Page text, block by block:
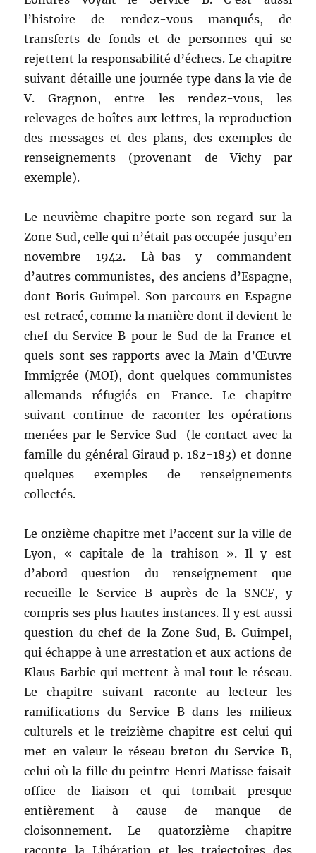
l’histoire de rendez-vous manqués, de
transferts de fonds et de personnes qui se
rejettent la responsabilité d’échecs. Le chapitre
suivant détaille une journée type dans la vie de
V. Gragnon, entre les rendez-vous, les
relevages de boîtes aux lettres, la reproduction
des messages et des plans, des exemples de
renseignements (provenant de Vichy par
exemple).
Le neuvième chapitre porte son regard sur la
Zone Sud, celle qui n’était pas occupée jusqu’en
novembre 1942. Là-bas y commandent
d’autres communistes, des anciens d’Espagne,
dont Boris Guimpel. Son parcours en Espagne
est retracé, comme la manière dont il devient le
chef du Service B pour le Sud de la France et
quels sont ses rapports avec la Main d’Œuvre
Immigrée (MOI), dont quelques communistes
allemands réfugiés en France. Le chapitre
suivant continue de raconter les opérations
menées par le Service Sud (le contact avec la
famille du général Giraud p. 182-183) et donne
quelques exemples de renseignements
collectés.
Le onzième chapitre met l’accent sur la ville de
Lyon, « capitale de la trahison ». Il y est
d’abord question du renseignement que
recueille le Service B auprès de la SNCF, y
compris ses plus hautes instances. Il y est aussi
question du chef de la Zone Sud, B. Guimpel,
qui échappe à une arrestation et aux actions de
Klaus Barbie qui mettent à mal tout le réseau.
Le chapitre suivant raconte au lecteur les
ramifications du Service B dans les milieux
culturels et le treizième chapitre est celui qui
met en valeur le réseau breton du Service B,
celui où la fille du peintre Henri Matisse faisait
office de liaison et qui tombait presque
entièrement à cause de manque de
cloisonnement. Le quatorzième chapitre